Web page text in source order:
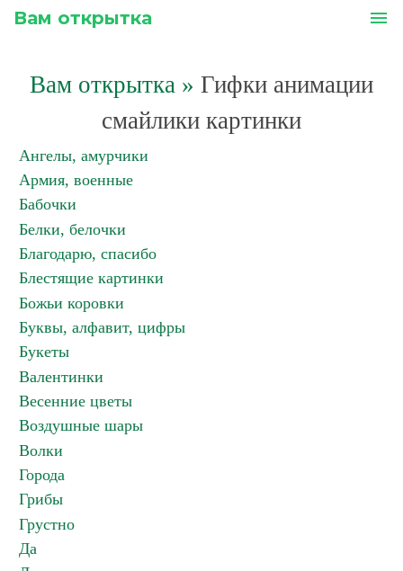
Вам открытка menu
Вам открытка » Гифки анимации
смайлики картинки
Ангелы, амурчики
Армия, военные
Бабочки
Белки, белочки
Благодарю, спасибо
Блестящие картинки
Божьи коровки
Буквы, алфавит, цифры
Букеты
Валентинки
Весенние цветы
Воздушные шары
Волки
Города
Грибы
Грустно
Да